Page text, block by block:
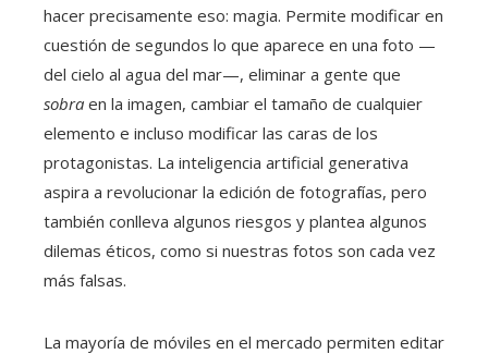
hacer precisamente eso: magia. Permite modificar en
cuestión de segundos lo que aparece en una foto —
del cielo al agua del mar—, eliminar a gente que
sobra en la imagen, cambiar el tamaño de cualquier
elemento e incluso modificar las caras de los
protagonistas. La inteligencia artificial generativa
aspira a revolucionar la edición de fotografías, pero
también conlleva algunos riesgos y plantea algunos
dilemas éticos, como si nuestras fotos son cada vez
más falsas.
La mayoría de móviles en el mercado permiten editar